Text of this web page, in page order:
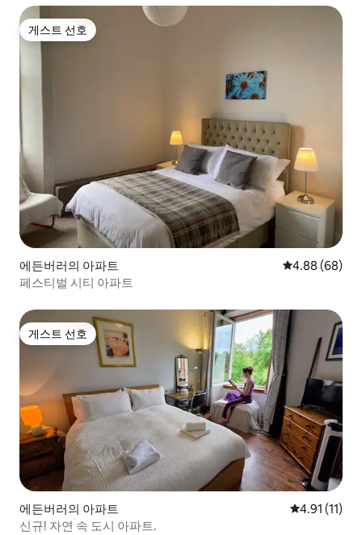
게스트 선호
게스트 선호
에든버러의 아파트 평점 4.88점(5
4.88 (68)
페스티벌 시티 아파트
게스트 선호
게스트 선호
에든버러의 아파트 평점 4.91점
4.91 (11)
신규! 자연 속 도시 아파트.